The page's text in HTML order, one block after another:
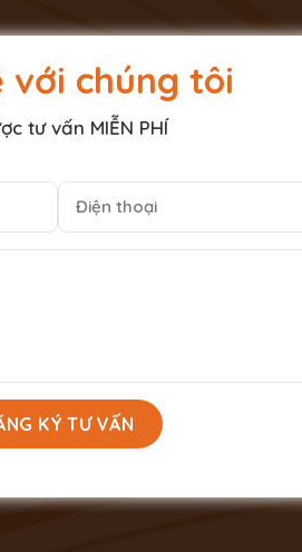
với chúng tôi
tư vấn MIỄN PHÍ